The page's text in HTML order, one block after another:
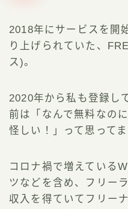
2018年にサービスを開
り上げられていた、
ス)。
2020年から私も登録し
前は「なんで無料なの
怪しい！」って思ってま
コロナ禍で増えている
ツなどを含め、フリー
収入を得ていてフリー